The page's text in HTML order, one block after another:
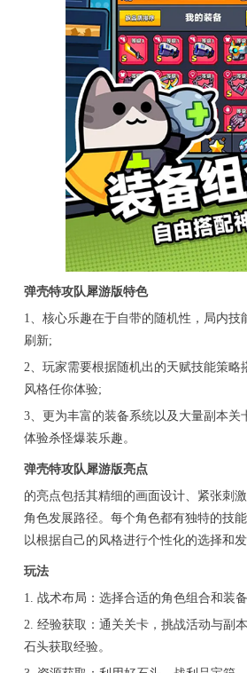
弹壳特攻队犀游版特色
1、核心乐趣在于自带的随机性，局内技
刷新;
2、玩家需要根据随机出的天赋技能策略
风格任你体验;
3、更为丰富的装备系统以及大量副本关
体验杀怪爆装乐趣。
弹壳特攻队犀游版亮点
的亮点包括其精细的画面设计、紧张刺
角色发展路径。每个角色都有独特的技
以根据自己的风格进行个性化的选择和发
玩法
1. 战术布局：选择合适的角色组合和装
2. 经验获取：通关关卡，挑战活动与副
石头获取经验。